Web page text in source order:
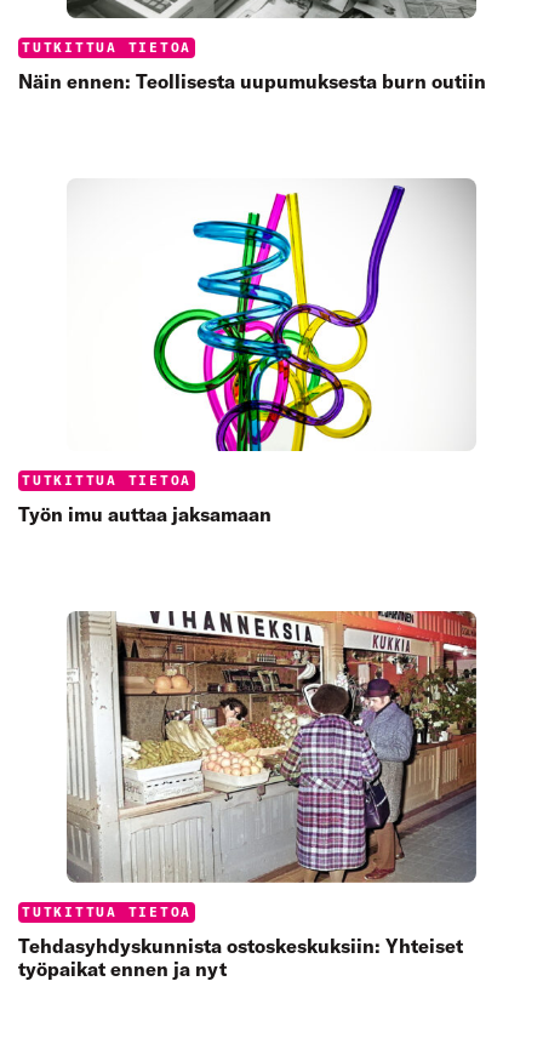
Categories:
TUTKITTUA TIETOA
Näin ennen: Teollisesta uupumuksesta burn outiin
Categories:
TUTKITTUA TIETOA
Työn imu auttaa jaksamaan
Categories:
TUTKITTUA TIETOA
Tehdasyhdyskunnista ostoskeskuksiin: Yhteiset
työpaikat ennen ja nyt